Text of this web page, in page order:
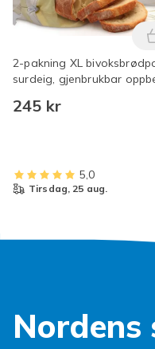
2-pakning XL
surdeig, gjenbrukbar
245 kr
5,0
tirsdag, 25 aug.
Nordens